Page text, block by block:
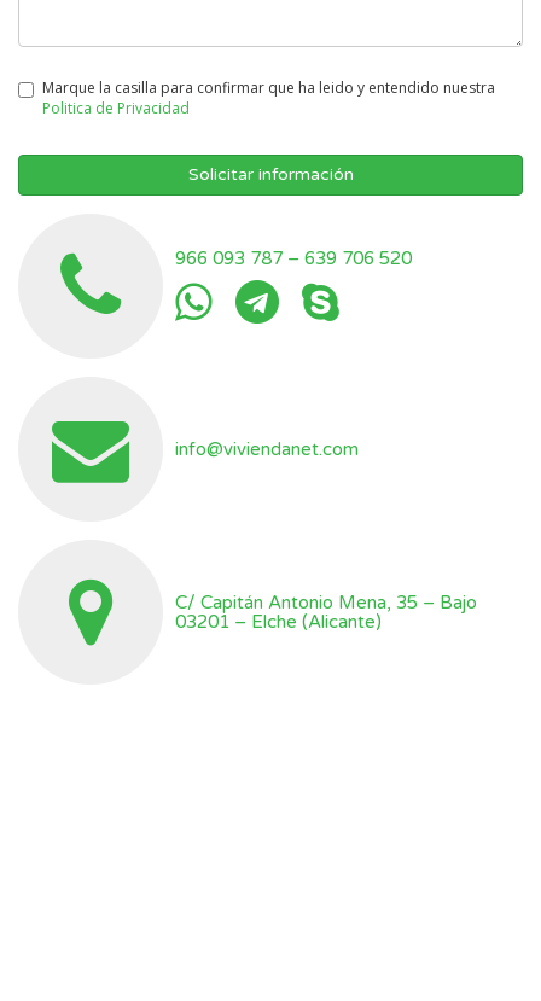
Marque la casilla para confirmar que ha leido y entendido nuestra
Politica de Privacidad
Solicitar información
966 093 787 – 639 706 520
info@viviendanet.com
C/ Capitán Antonio Mena, 35 – Bajo
03201 – Elche (Alicante)